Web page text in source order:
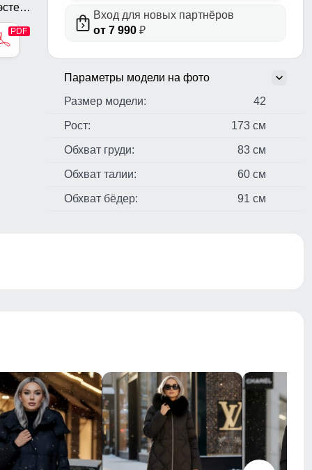
Вход для новых партнёров
от 7 990 ₽
Параметры модели на фото
Размер модели:
42
Рост: 173 см
Обхват груди: 83 см
Обхват талии: 60 см
Обхват бёдер: 91 см